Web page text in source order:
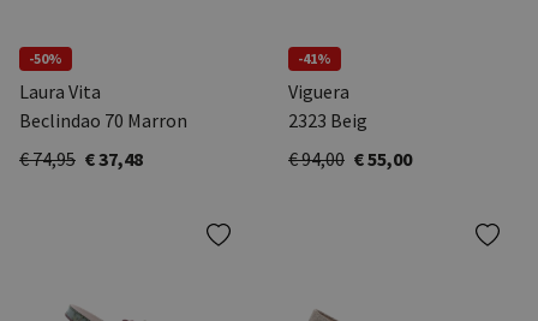
-50%
Laura Vita
Beclindao 70 Marron
€ 74,95 € 37,48
-41%
Viguera
2323 Beig
€ 94,00 € 55,00